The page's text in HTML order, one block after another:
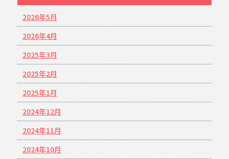
2026年5月
2026年4月
2025年3月
2025年2月
2025年1月
2024年12月
2024年11月
2024年10月